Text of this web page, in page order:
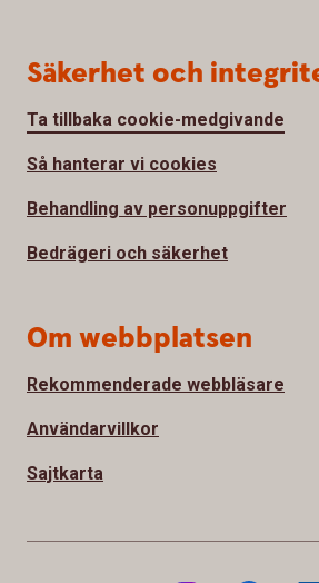
Säkerhet och
Ta tillbaka cookie-medgivande
Så hanterar vi cookies
Behandling av personuppgifter
Bedrägeri och säkerhet
Om webbplatsen
Rekommenderade webbläsare
Användarvillkor
Sajtkarta